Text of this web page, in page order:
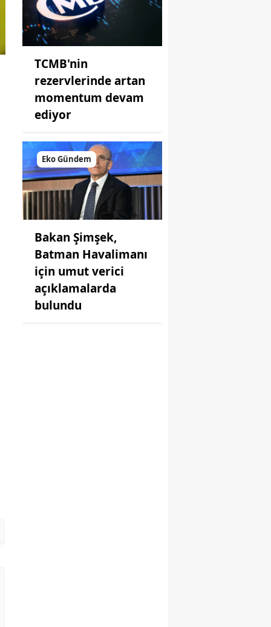
TCMB'nin
rezervlerinde artan
momentum devam
ediyor
Eko Gündem
Bakan Şimşek,
Batman Havalimanı
için umut verici
açıklamalarda
bulundu